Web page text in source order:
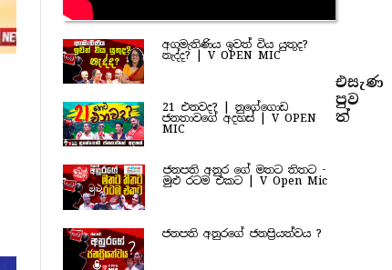
අගමැතිණිය ඉවත් විය යුතුද?
නැද්ද? | V OPEN MIC
21 එනවද? | නුගේගොඩ
ජනතාවගේ අදහස් | V OPEN
MIC
ජනපති අනුර ගේ මතට තිතට -
මුළු රටම එකට | V Open Mic
ජනපති අනුරගේ ජනප්‍රියත්වය ?
එසැණ
පුව​
ත්